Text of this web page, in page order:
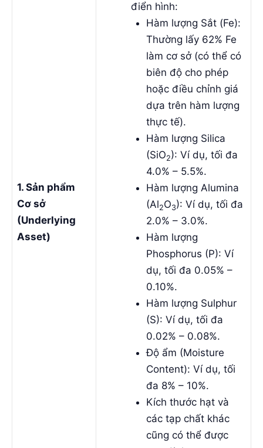
1. Sản phẩm
Cơ sở
(Underlying
Asset)
điển hình:
Hàm lượng Sắt (Fe):
Thường lấy 62% Fe
làm cơ sở(có thể có
biên độ cho phép
hoặc điều chỉnh giá
dựa trên hàm lượng
thực tế).
Hàm lượng Silica
(SiO2): Ví dụ, tối đa
4.0% – 5.5%.
Hàm lượng Alumina
(Al2O3): Ví dụ, tối đa
2.0% – 3.0%.
Hàm lượng
Phosphorus (P): Ví
dụ, tối đa 0.05% –
0.10%.
Hàm lượng Sulphur
(S): Ví dụ, tối đa
0.02% – 0.08%.
Độ ẩm (Moisture
Content): Ví dụ, tối
đa 8% – 10%.
Kích thước hạt và
các tạp chất khác
cũng có thể được